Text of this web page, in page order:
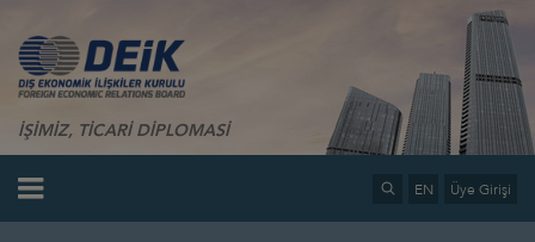
İŞİMİZ, TİCARİ DİPLOMASİ
EN Üye Girişi